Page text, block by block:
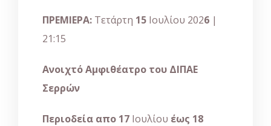
ΠΡΕΜΙΕΡΑ: Τετάρτη 15 Ιουλίου 2026 |
21:15
ΑνοιχτόΑμφιθέατρο του ΔΙΠΑΕ
Σερρών
Περιοδεία απο 17 Ιουλίου έως 18